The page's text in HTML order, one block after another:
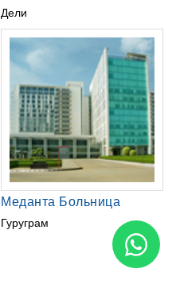
Дели
Меданта Больница
Гуруграм